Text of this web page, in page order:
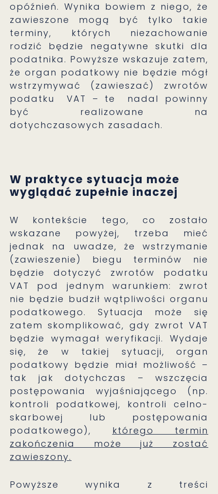
opóźnień. Wynika bowiem z niego, że
zawieszone mogą być tylko takie
terminy, których niezachowanie
rodzić będzie negatywne skutki dla
podatnika. Powyższe wskazuje zatem,
że organ podatkowy nie będzie mógł
wstrzymywać (zawieszać) zwrotów
podatku VAT – te nadal powinny
być realizowane na
dotychczasowych zasadach.
W praktyce sytuacja może
wyglądać zupełnie inaczej
W kontekście tego, co zostało
wskazane powyżej, trzeba mieć
jednak na uwadze, że wstrzymanie
(zawieszenie) biegu terminów nie
będzie dotyczyć zwrotów podatku
VAT pod jednym warunkiem: zwrot
nie będzie budził wątpliwości organu
podatkowego. Sytuacja może się
zatem skomplikować, gdy zwrot VAT
będzie wymagał weryfikacji. Wydaje
się, że w takiej sytuacji, organ
podatkowy będzie miał możliwość –
tak jak dotychczas – wszczęcia
postępowania wyjaśniającego (np.
kontroli podatkowej, kontroli celno-
skarbowej lub postępowania
podatkowego), którego termin
zakończenia może już zostać
zawieszony.
Powyższe wynika z treści